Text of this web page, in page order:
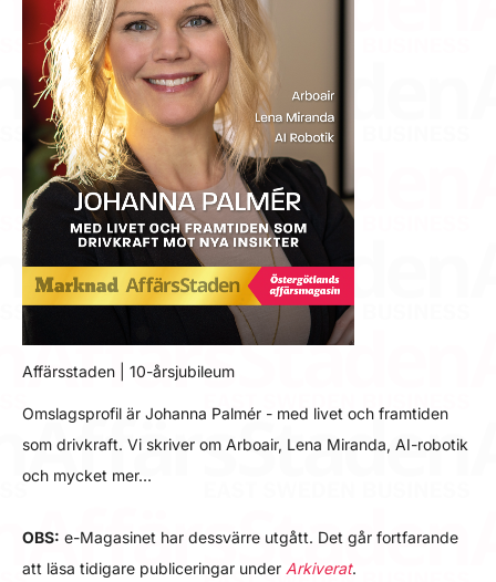
Affärsstaden | 10-årsjubileum
Omslagsprofil är Johanna Palmér - med livet och framtiden
som drivkraft. Vi skriver om Arboair, Lena Miranda, AI-robotik
och mycket mer…
OBS: e-Magasinet har dessvärre utgått. Det går fortfarande
att läsa tidigare publiceringar under Arkiverat.